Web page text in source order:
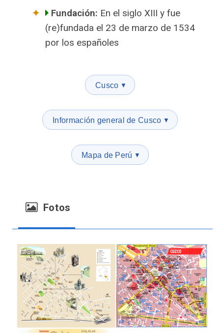
Fundación: En el siglo XIII y fue
(re)fundada el 23 de marzo de 1534
por los españoles
Cusco ▼
Información general de Cusco ▼
Mapa de Perú ▼
Fotos